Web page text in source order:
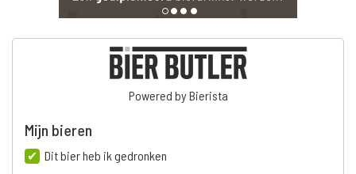
Powered by Bierista
Mijn bieren
Dit bier heb ik gedronken